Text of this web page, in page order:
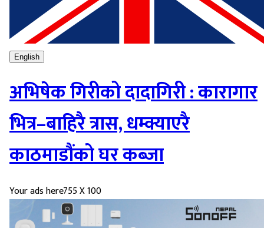
English
अभिषेक गिरीको दादागिरी : कारागार
भित्र–बाहिरै त्रास, धम्क्याएरै
काठमाडौंको घर कब्जा
Your ads here755 X 100